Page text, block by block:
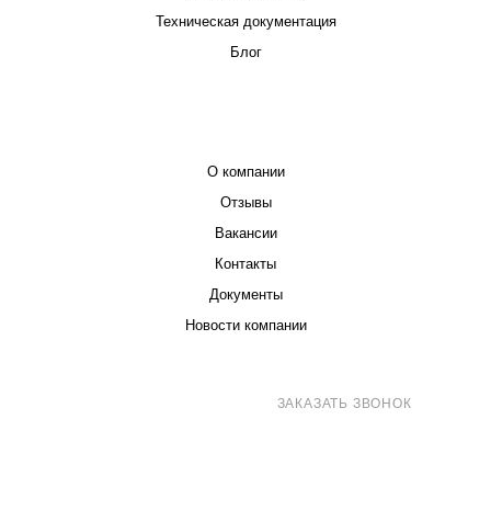
Техническая документация
Блог
О компании
Отзывы
Вакансии
Контакты
Документы
Новости компании
ЗАКАЗАТЬ ЗВОНОК